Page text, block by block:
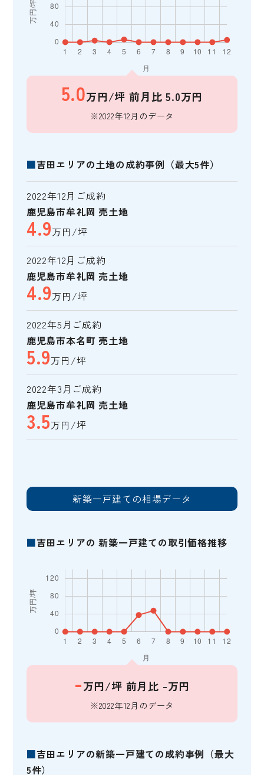
5.0万円/坪前月比 5.0万円
※2022年12月のデータ
■吉田エリアの土地の成約事例（最大5件）
2022年12月ご成約
鹿児島市牟礼岡 売土地
4.9万円/坪
2022年12月ご成約
鹿児島市牟礼岡 売土地
4.9万円/坪
2022年5月ご成約
鹿児島市本名町 売土地
5.9万円/坪
2022年3月ご成約
鹿児島市牟礼岡 売土地
3.5万円/坪
新築一戸建ての相場データ
■吉田エリアの 新築一戸建ての取引価格推移
-万円/坪 前月比 -万円
※2022年12月のデータ
■吉田エリアの新築一戸建ての成約事例（最大
5件）